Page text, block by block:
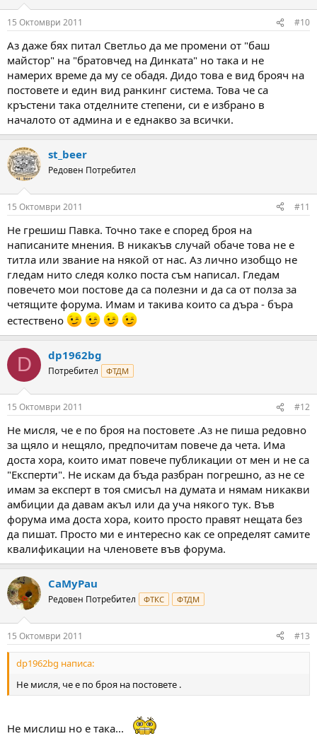
15 Октомври 2011 #10
Аз даже бях питал Светльо да ме промени от "баш
майстор" на "братовчед на Динката" но така и не
намерих време да му се обадя. Дидо това е вид брояч на
постовете и един вид ранкинг система. Това че са
кръстени така отделните степени, си е избрано в
началото от админа и е еднакво за всички.
st_beer
Редовен Потребител
15 Октомври 2011 #11
Не грешиш Павка. Точно таке е според броя на
написаните мнения. В никакъв случай обаче това не е
титла или звание на някой от нас. Аз лично изобщо не
гледам нито следя колко поста съм написал. Гледам
повечето мои постове да са полезни и да са от полза за
четящите форума. Имам и такива които са дъра - бъра
естествено
D dp1962bg
Потребител ФТДМ
15 Октомври 2011 #12
Не мисля, че е по броя на постовете .Аз не пиша редовно
за щяло и нещяло, предпочитам повече да чета. Има
доста хора, които имат повече публикации от мен и не са
"Експерти". Не искам да бъда разбран погрешно, аз не се
имам за експерт в тоя смисъл на думата и нямам никакви
амбиции да давам акъл или да уча някого тук. Във
форума има доста хора, които просто правят нещата без
да пишат. Просто ми е интересно как се определят самите
квалификации на членовете във форума.
CaMyPau
Редовен Потребител ФТКС ФТДМ
15 Октомври 2011 #13
dp1962bg написа:
Не мисля, че е по броя на постовете .
Не мислиш но е така...